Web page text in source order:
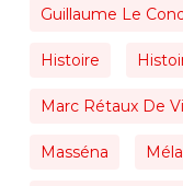
Guillaume Le
Histoire
Marc Rétaux De
Masséna